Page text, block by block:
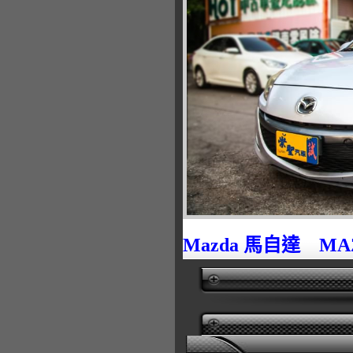
Mazda 馬自達